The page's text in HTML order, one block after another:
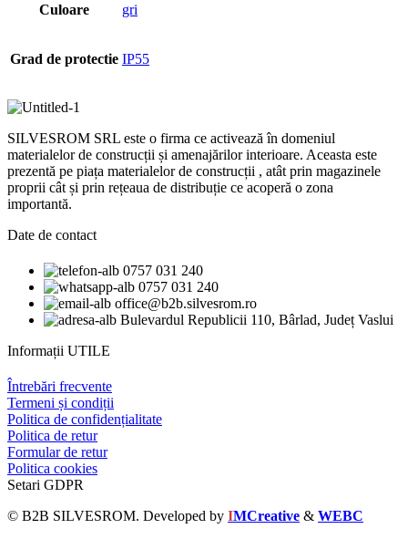
Culoare gri
Grad de protectie IP55
SILVESROM SRL este o firma ce activează în domeniul
materialelor de construcții și amenajărilor interioare. Aceasta este
prezentă pe piața materialelor de construcții , atât prin magazinele
proprii cât și prin rețeaua de distribuție ce acoperă o zona
importantă.
Date de contact
0757 031 240
0757 031 240
office@b2b.silvesrom.ro
Bulevardul Republicii 110, Bârlad, Județ Vaslui
Informații UTILE
Întrebări frecvente
Termeni și condiții
Politica de confidențialitate
Politica de retur
Formular de retur
Politica cookies
Setari GDPR
© B2B SILVESROM. Developed by IMCreative & WEBC